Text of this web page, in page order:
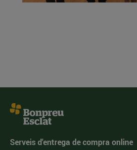
Serveis d'entrega de compra online